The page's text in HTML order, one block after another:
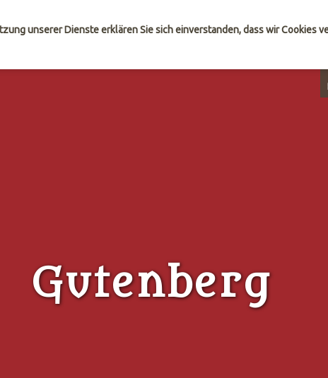
Gutenberg
unserer Dienste erklären Sie sich einverstanden, dass wir Cookies